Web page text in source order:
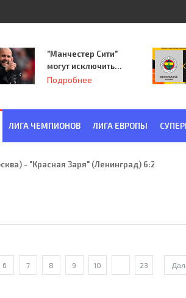
"Манчестер Сити"
могут исключить
из Лиги
Подробнее
ЛИГА ЧЕМПИОНОВ ЛИГА ЕВРОПЫ
- "Красная Заря" (Ленинград) 6:2
6 7 8 9 10 23